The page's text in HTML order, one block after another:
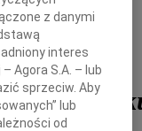
roku zmarła
z danymi
interes
Agora S.A. – lub
sprzeciw. Aby
lub
od